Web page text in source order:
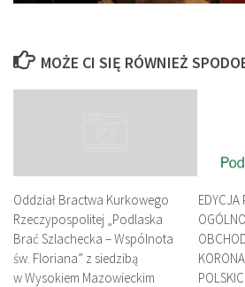
MOŻE CI SIĘ RÓWNIEŻ
Oddział Bractwa Kurkowego
Rzeczypospolitej „Podlaska
Brać Szlachecka – Wspólnota
św. Floriana” z siedzibą
w Wysokiem Mazowieckim
EDYCJA